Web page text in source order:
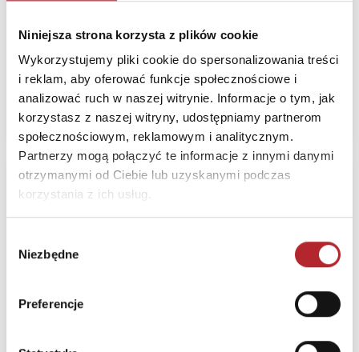
Niniejsza strona korzysta z plików cookie
Wykorzystujemy pliki cookie do spersonalizowania treści
i reklam, aby oferować funkcje społecznościowe i
analizować ruch w naszej witrynie. Informacje o tym, jak
korzystasz z naszej witryny, udostępniamy partnerom
społecznościowym, reklamowym i analitycznym.
Partnerzy mogą połączyć te informacje z innymi danymi
otrzymanymi od Ciebie lub uzyskanymi podczas
korzystania z ich usług.
zgody
Niezbędne
Preferencje
Sugerowana cena detaliczna
(brutto):
18,00 zł
Zaloguj się, żeby kupić
Religia Duch Święty
Katechetyczne Płock